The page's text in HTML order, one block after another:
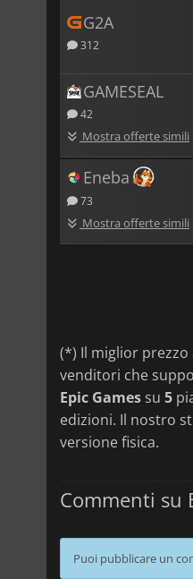
G2A
312
GAMESEAL
42
Mostra offerte simili
Eneba
73
Mostra offerte simili
(*) Il miglior
venditori che
Epic Games su 5
edizioni. Il nostro
versione fisica.
Commenti su
Puoi pubblicare un